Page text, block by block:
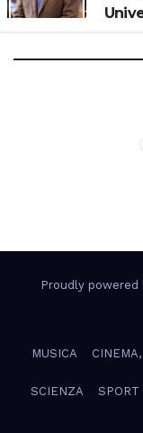
Proudly powered
MUSICA
SCIENZA SPORT